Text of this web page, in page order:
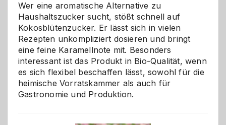
Wer eine aromatische Alternative zu
Haushaltszucker sucht, stößt schnell auf
Kokosblütenzucker. Er lässt sich in vielen
Rezepten unkompliziert dosieren und bringt
eine feine Karamellnote mit. Besonders
interessant ist das Produkt in Bio-Qualität, wenn
es sich flexibel beschaffen lässt, sowohl für die
heimische Vorratskammer als auch für
Gastronomie und Produktion.